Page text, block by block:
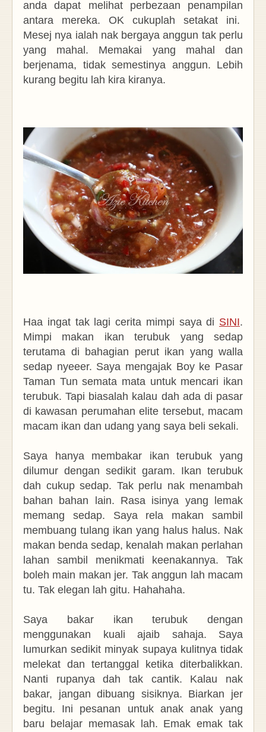
anda dapat melihat perbezaan penampilan
antara mereka. OK cukuplah setakat ini.
Mesej nya ialah nak bergaya anggun tak perlu
yang mahal. Memakai yang mahal dan
berjenama, tidak semestinya anggun. Lebih
kurang begitu lah kira kiranya.
Haa ingat tak lagi cerita mimpi saya di SINI.
Mimpi makan ikan terubuk yang sedap
terutama di bahagian perut ikan yang walla
sedap nyeeer. Saya mengajak Boy ke Pasar
Taman Tun semata mata untuk mencari ikan
terubuk. Tapi biasalah kalau dah ada di pasar
di kawasan perumahan elite tersebut, macam
macam ikan dan udang yang saya beli sekali.
Saya hanya membakar ikan terubuk yang
dilumur dengan sedikit garam. Ikan terubuk
dah cukup sedap. Tak perlu nak menambah
bahan bahan lain. Rasa isinya yang lemak
memang sedap. Saya rela makan sambil
membuang tulang ikan yang halus halus. Nak
makan benda sedap, kenalah makan perlahan
lahan sambil menikmati keenakannya. Tak
boleh main makan jer. Tak anggun lah macam
tu. Tak elegan lah gitu. Hahahaha.
Saya bakar ikan terubuk dengan
menggunakan kuali ajaib sahaja. Saya
lumurkan sedikit minyak supaya kulitnya tidak
melekat dan tertanggal ketika diterbalikkan.
Nanti rupanya dah tak cantik. Kalau nak
bakar, jangan dibuang sisiknya. Biarkan jer
begitu. Ini pesanan untuk anak anak yang
baru belajar memasak lah. Emak emak tak